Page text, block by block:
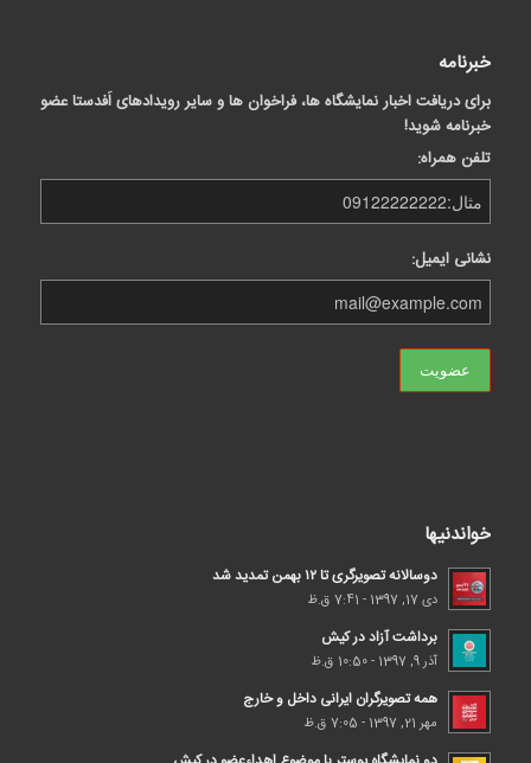
خبرنامه
برای دریافت اخبار نمایشگاه ها، فراخوان ها و سایر رویدادهای اَفدستا عضو
خبرنامه شوید!
تلفن همراه:
نشانی ایمیل:
خواندنیها
دوسالانه تصویرگری تا ۱۲ بهمن تمدید شد
دی 17, 1397 - 7:41 ق.ظ
برداشت آزاد در کیش
آذر 9, 1397 - 10:50 ق.ظ
همه تصویرگران ایرانی داخل و خارج
مهر 21, 1397 - 7:05 ق.ظ